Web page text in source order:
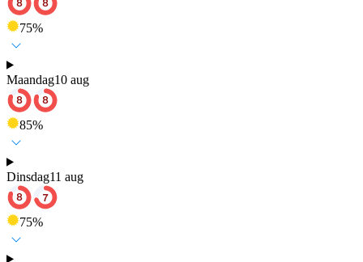
75%
Maandag10 aug
85%
Dinsdag11 aug
75%